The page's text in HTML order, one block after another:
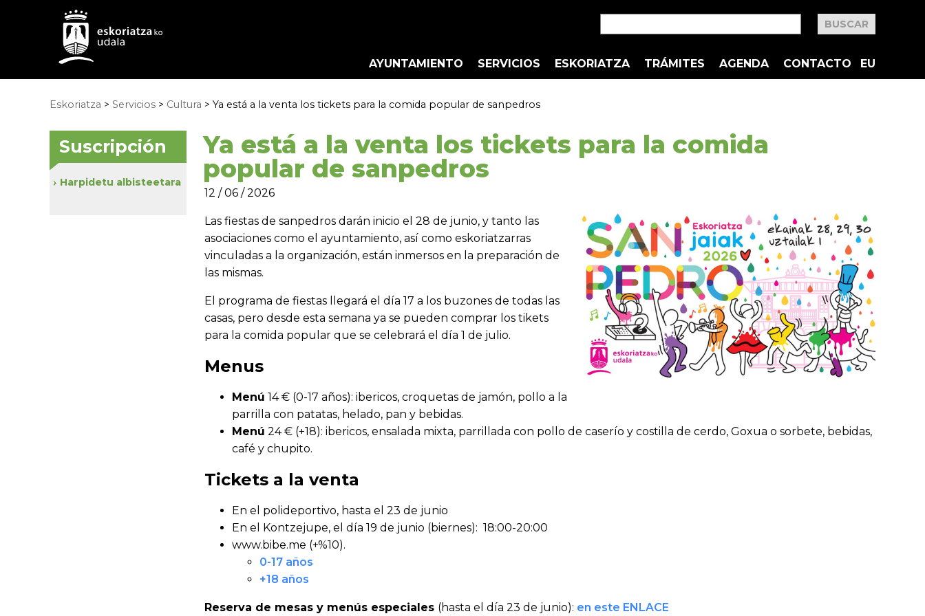
AYUNTAMIENTO SERVICIOS ESKORIATZA TRÁMITES AGENDA CONTACTO EU
Eskoriatza > Servicios > Cultura > Ya está a la venta los tickets para la comida popular de sanpedros
Ya está a la venta los tickets para la comida
popular de sanpedros
12 / 06 / 2026
Las fiestas de sanpedros darán inicio el 28 de junio, y tanto las
asociaciones como el ayuntamiento, así como eskoriatzarras
vinculadas a la organización, están inmersos en la preparación de
las mismas.
El programa de fiestas llegará el día 17 a los buzones de todas las
casas, pero desde esta semana ya se pueden comprar los tikets
para la comida popular que se celebrará el día 1 de julio.
Menus
Menú 14 € (0-17 años): ibericos, croquetas de jamón, pollo a la
parrilla con patatas, helado, pan y bebidas.
Menú 24 € (+18): ibericos, ensalada mixta, parrillada con pollo de caserío y costilla de cerdo, Goxua o sorbete, bebidas,
café y chupito.
Tickets a la venta
En el polideportivo, hasta el 23 de junio
En el Kontzejupe, el día 19 de junio (biernes): 18:00-20:00
www.bibe.me (+%10).
0-17 años
+18 años
Reserva de mesas y menús especiales (hasta el día 23 de junio): en este ENLACE
Suscripción
Harpidetu albisteetara